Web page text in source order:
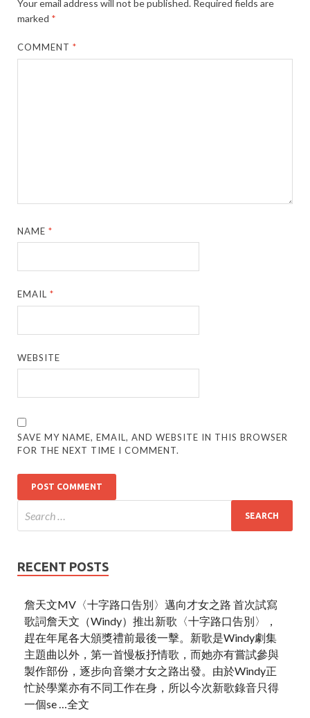
Your email address will not be published. Required fields are
marked *
COMMENT*
NAME*
EMAIL*
WEBSITE
SAVE MY NAME, EMAIL, AND WEBSITE IN THIS BROWSER
FOR THE NEXT TIME I COMMENT.
RECENT POSTS
詹天文MV〈十字路口告別〉邁向才女之路 首次試寫
歌詞詹天文（Windy）推出新歌〈十字路口告別〉，
趕在年尾各大頒獎禮前最後一擊。新歌是Windy劇集
主題曲以外，第一首慢板抒情歌，而她亦有嘗試參與
製作部份，逐步向音樂才女之路出發。由於Windy正
忙於學業亦有不同工作在身，所以今次新歌錄音只得
一個se …全文